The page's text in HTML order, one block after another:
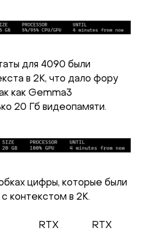
для 4090 были
в 2K, что дало фору
как Gemma3
20 Гб видеопамяти.
цифры, которые были
контекстом в 2K.
RTX
RTX